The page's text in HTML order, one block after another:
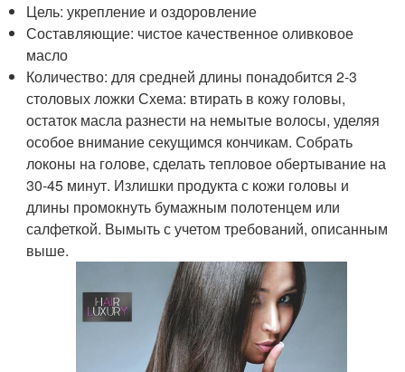
Цель: укрепление и оздоровление
Составляющие: чистое качественное оливковое
масло
Количество: для средней длины понадобится 2-3
столовых ложки Схема: втирать в кожу головы,
остаток масла разнести на немытые волосы, уделяя
особое внимание секущимся кончикам. Собрать
локоны на голове, сделать тепловое обертывание на
30-45 минут. Излишки продукта с кожи головы и
длины промокнуть бумажным полотенцем или
салфеткой. Вымыть с учетом требований, описанным
выше.